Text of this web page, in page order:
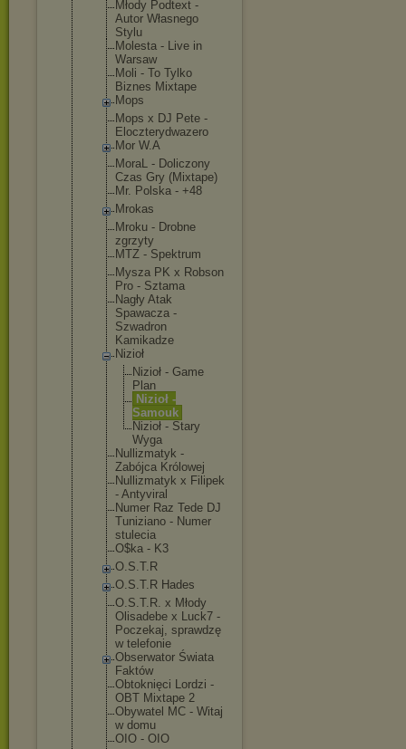
Młody Podtext -
Autor Własnego
Stylu
Molesta - Live in
Warsaw
Moli - To Tylko
Biznes Mixtape
Mops
Mops x DJ Pete -
Eloczterydwazero
Mor W.A
MoraL - Doliczony
Czas Gry (Mixtape)
Mr. Polska - +48
Mrokas
Mroku - Drobne
zgrzyty
MTZ - Spektrum
Mysza PK x Robson
Pro - Sztama
Nagły Atak
Spawacza -
Szwadron
Kamikadze
Nizioł
Nizioł - Game
Plan
Nizioł -
Samouk
Nizioł - Stary
Wyga
Nullizmatyk -
Zabójca Królowej
Nullizmatyk x Filipek
- Antyviral
Numer Raz Tede DJ
Tuniziano - Numer
stulecia
O$ka - K3
O.S.T.R
O.S.T.R Hades
O.S.T.R. x Młody
Olisadebe x Luck7 -
Poczekaj, sprawdzę
w telefonie
Obserwator Świata
Faktów
Obtoknięci Lordzi -
OBT Mixtape 2
Obywatel MC - Witaj
w domu
OIO - OIO